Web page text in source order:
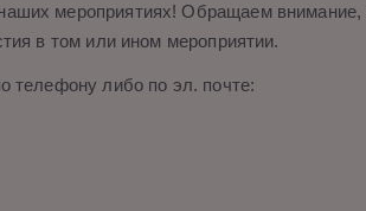
мероприятиях! Обращаем
в том или ином мероприятии.
телефону либо по эл. почте: